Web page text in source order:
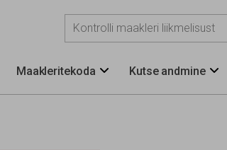
Maakleritekoda  Kutse andmine 